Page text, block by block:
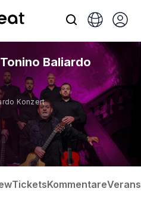
Baliardo
Konzert
TicketsKommentare